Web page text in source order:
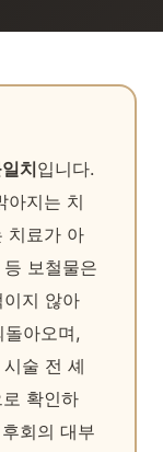
치입니다.
아지는 치
치료가 아
보철물은
지 않아
아오며,
술 전 셰
확인하
회의 대부